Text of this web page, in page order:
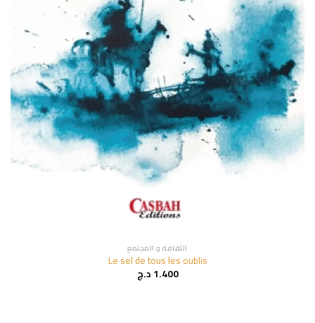
الثقافة و المجتمع
Le sel de tous les oublis
1.400د.ج